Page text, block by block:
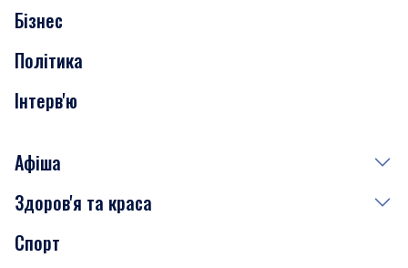
Транспорт
Бізнес
Політика
Інтерв'ю
Афіша
Сьогодні
Завтра
Здоров'я та краса
Медицина
Спорт